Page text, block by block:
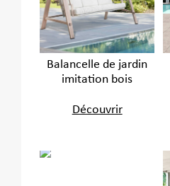
Balancelle de jardin
imitation bois
Découvrir